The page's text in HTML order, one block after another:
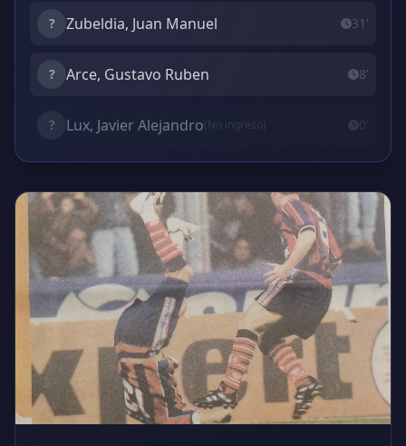
? Zubeldia, Juan Manuel 31'
? Arce, Gustavo Ruben 8'
? Lux, Javier Alejandro(No ingresó) 0'